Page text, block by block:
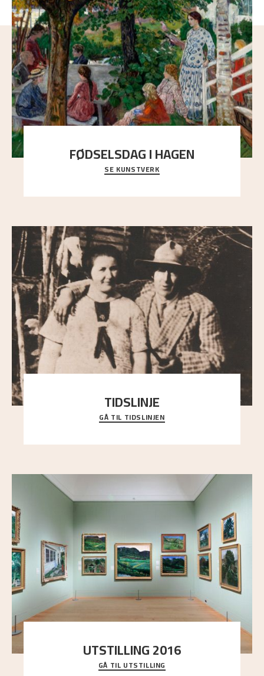
FØDSELSDAG I HAGEN
En gruppe mennesker er samlet under de store
trekronene i prestegårdshagen...
SE KUNSTVERK
TIDSLINJE
Bli kjent med Nikolai Astrups liv, kunstnerskap og
ettermæle i en interaktiv presentasjon.
GÅ TIL TIDSLINJEN
UTSTILLING 2016
En komplett oversikt over Nikolai Astrups
GÅ TIL UTSTILLING